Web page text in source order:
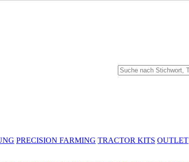
PRECISION FARMING TRACTOR KITS OUTLET